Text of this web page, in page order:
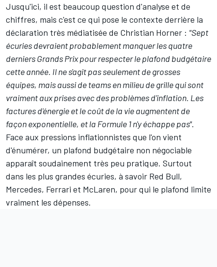
Jusqu'ici, il est beaucoup question d'analyse et de
chiffres, mais c'est ce qui pose le contexte derrière la
déclaration très médiatisée de Christian Horner : "Sept
écuries devraient probablement manquer les quatre
derniers Grands Prix pour respecter le plafond budgétaire
cette année. Il ne s'agit pas seulement de grosses
équipes, mais aussi de teams en milieu de grille qui sont
vraiment aux prises avec des problèmes d'inflation. Les
factures d'énergie et le coût de la vie augmentent de
façon exponentielle, et la Formule 1 n'y échappe pas".
Face aux pressions inflationnistes que l'on vient
d'énumérer, un plafond budgétaire non négociable
apparaît soudainement très peu pratique. Surtout
dans les plus grandes écuries, à savoir Red Bull,
Mercedes, Ferrari et McLaren, pour qui le plafond limite
vraiment les dépenses.